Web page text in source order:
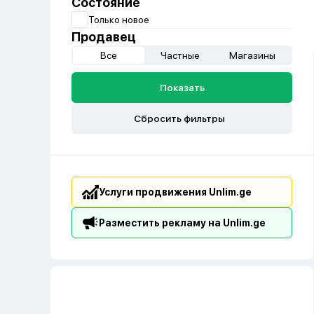
Только новое
Продавец
Все Частные Магазины
Показать
Сбросить фильтры
Услуги продвижения Unlim.ge
Разместить рекламу на Unlim.ge